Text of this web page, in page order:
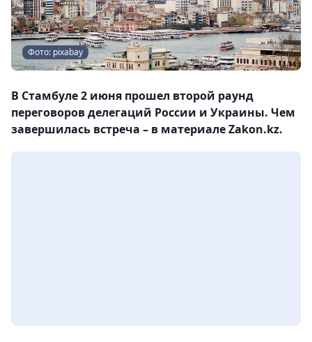
Фото: pixabay
В Стамбуле 2 июня прошел второй раунд
переговоров делегаций России и Украины. Чем
завершилась встреча – в материале Zakon.kz.